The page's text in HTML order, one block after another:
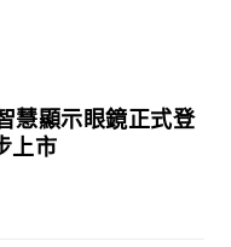
慧顯示眼鏡正式登
上市